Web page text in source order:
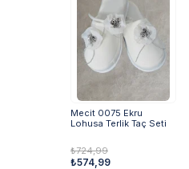
Mecit 0075 Ekru
Lohusa Terlik Taç Seti
₺724,99
₺574,99